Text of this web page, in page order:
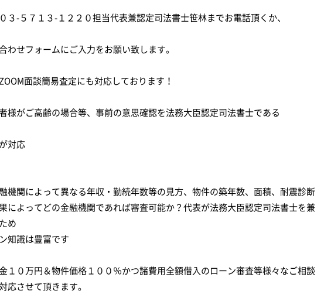
３-５７１３-１２２０担当代表兼認定司法書士笹林までお電話頂くか、
わせフォームにご入力をお願い致します。
面談簡易査定にも対応しております！
様がご高齢の場合等、事前の意思確認を法務大臣認定司法書士である
対応
機関によって異なる年収・勤続年数等の見方、物件の築年数、面積、耐震診断
によってどの金融機関であれば審査可能か？代表が法務大臣認定司法書士を兼
め
知識は豊富です
１０万円＆物件価格１００％かつ諸費用全額借入のローン審査等様々なご相談
応させて頂きます。